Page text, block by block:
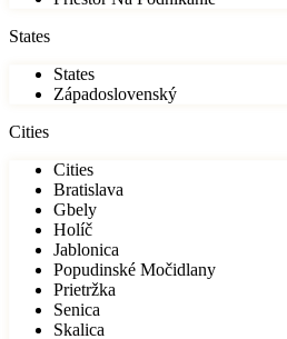
States
States
Západoslovenský
Cities
Cities
Bratislava
Gbely
Holíč
Jablonica
Popudinské Močidlany
Prietržka
Senica
Skalica